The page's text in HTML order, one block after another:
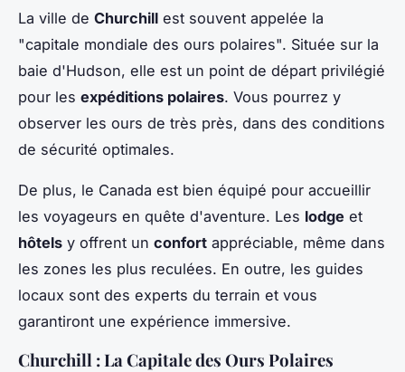
La ville de Churchill est souvent appelée la
"capitale mondiale des ours polaires". Située sur la
baie d'Hudson, elle est un point de départ privilégié
pour les expéditions polaires. Vous pourrez y
observer les ours de très près, dans des conditions
de sécurité optimales.
De plus, le Canada est bien équipé pour accueillir
les voyageurs en quête d'aventure. Les lodge et
hôtels y offrent un confort appréciable, même dans
les zones les plus reculées. En outre, les guides
locaux sont des experts du terrain et vous
garantiront une expérience immersive.
Churchill : La Capitale des Ours Polaires